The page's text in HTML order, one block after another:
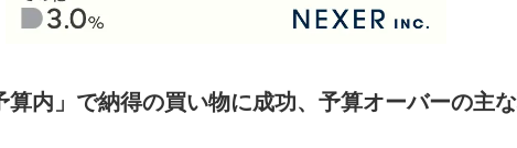
算内」で納得の買い物に成功、予算オーバーの主